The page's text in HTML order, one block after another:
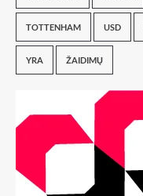
TOTTENHAM USD
YRA ŽAIDIMŲ